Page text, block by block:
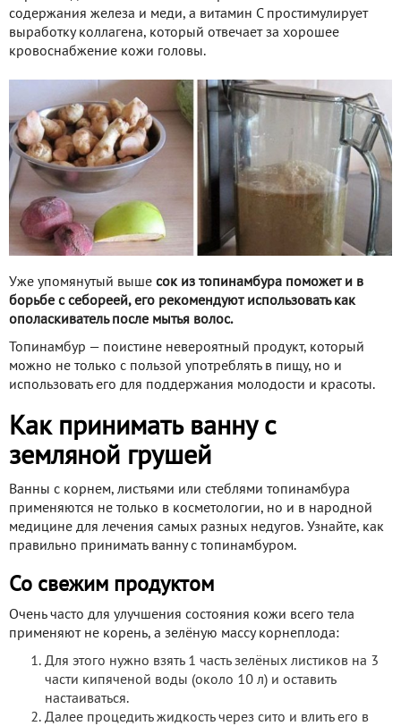
содержания железа и меди, а витамин С простимулирует
выработку коллагена, который отвечает за хорошее
кровоснабжение кожи головы.
Уже упомянутый выше сок из топинамбура поможет и в
борьбе с себореей, его рекомендуют использовать как
ополаскиватель после мытья волос.
Топинамбур — поистине невероятный продукт, который
можно не только с пользой употреблять в пищу, но и
использовать его для поддержания молодости и красоты.
Как принимать ванну с
земляной грушей
Ванны с корнем, листьями или стеблями топинамбура
применяются не только в косметологии, но и в народной
медицине для лечения самых разных недугов. Узнайте, как
правильно принимать ванну с топинамбуром.
Со свежим продуктом
Очень часто для улучшения состояния кожи всего тела
применяют не корень, а зелёную массу корнеплода:
Для этого нужно взять 1 часть зелёных листиков на 3
части кипяченой воды (около 10 л) и оставить
настаиваться.
Далее процедить жидкость через сито и влить его в